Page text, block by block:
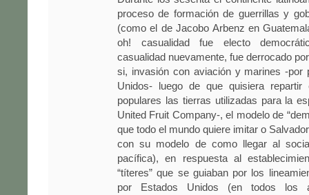
proceso de formación de guerrillas y
(como el de Jacobo Arbenz en
oh! casualidad fue electo
casualidad nuevamente, fue derrocado
si, invasión con aviación y marines -por
Unidos- luego de que quisiera
populares las tierras utilizadas para la
United Fruit Company-, el modelo de
que todo el mundo quiere imitar o
con su modelo de como llegar al
pacífica), en respuesta al
“títeres” que se guiaban por los
por Estados Unidos (en todos los